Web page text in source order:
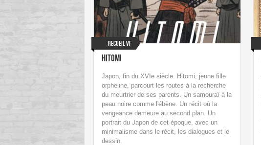
Recueil VF
Hitomi
Japon, fin du XVIe siècle. Hitomi, jeune fille
orpheline, parcourt les routes à la recherche
du meurtrier de ses parents. Un samouraï à la
peau noire comme l'ébène. Un récit où la
vengeance demeure au second plan. Un
portrait du Japon de cet époque, avec un
minimalisme dans le récit, les dialogues et le
dessin.